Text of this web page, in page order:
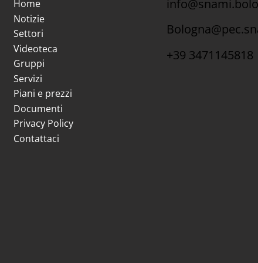
Home
Notizie
Settori
Videoteca
Gruppi
Servizi
Piani e prezzi
Documenti
Privacy Policy
Contattaci
+39 3471145818